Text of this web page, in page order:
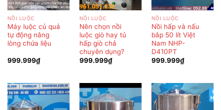
NỒI LUỘC
Máy luộc củ quả
tự động nâng
lòng chứa liệu
999.999₫
NỒI LUỘC
Nên chọn nồi
luộc giò hay tủ
hấp giò chả
chuyên dụng?
999.999₫
NỒI LUỘC
Nồi hấp và nấu
bắp 50 lít Việt
Nam NHP-
D410PT
999.999₫